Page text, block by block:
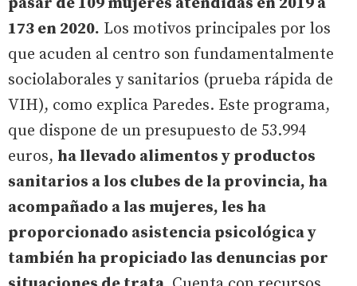
173 en 2020. Los motivos principales por los
que acuden al centro son fundamentalmente
sociolaborales y sanitarios (prueba rápida de
VIH), como explica Paredes. Este programa,
que dispone de un presupuesto de 53.994
euros, ha llevado alimentos y productos
sanitarios a los clubes de la provincia, ha
acompañado a las mujeres, les ha
proporcionado asistencia psicológica y
también ha propiciado las denuncias por